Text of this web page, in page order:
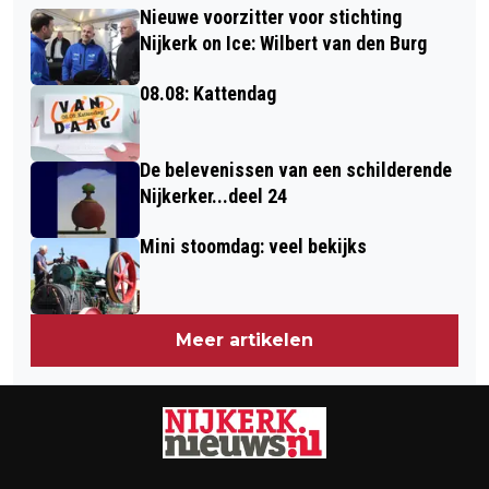
VELUWE
POT VOETBAL
Nieuwe voorzitter voor stichting
Nijkerk on Ice: Wilbert van den Burg
08.08: Kattendag
De belevenissen van een schilderende
Nijkerker...deel 24
Mini stoomdag: veel bekijks
Meer artikelen